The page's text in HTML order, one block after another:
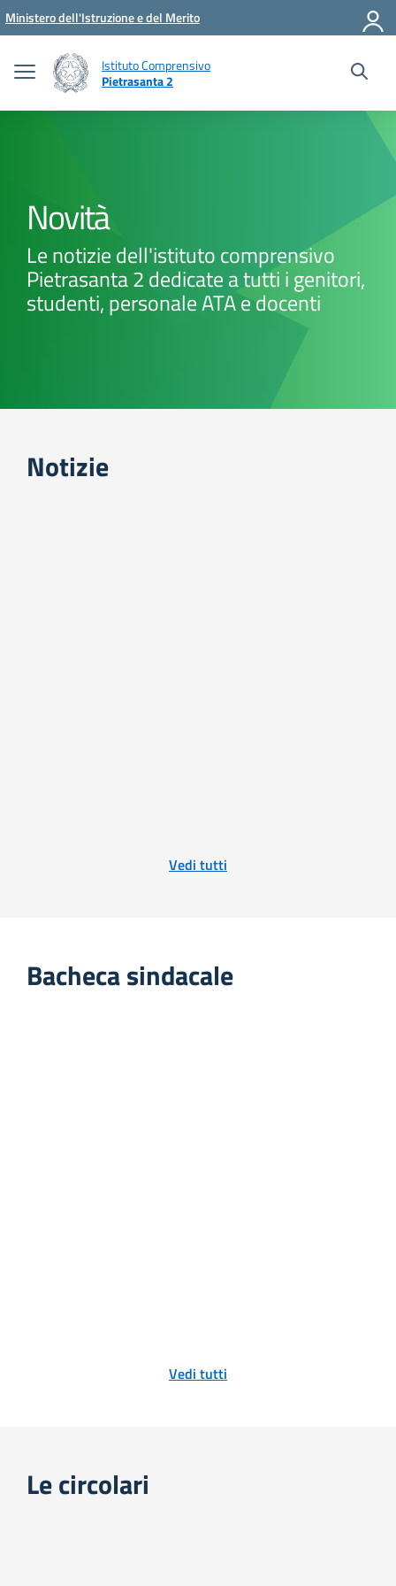
Vai ai contenuti
Vai al menu di navigazione
Vai al footer
Ministero dell'Istruzione e del Merito
Istituto Comprensivo
Pietrasanta 2
Novità
Le notizie dell'istituto comprensivo
Pietrasanta 2 dedicate a tutti i genitori,
studenti, personale ATA e docenti
Notizie
Vedi tutti
Bacheca sindacale
Vedi tutti
Le circolari